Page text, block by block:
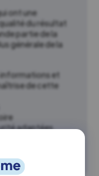
ont une
du résultat
partie de la
générale de la
et
de cette
adaptées.